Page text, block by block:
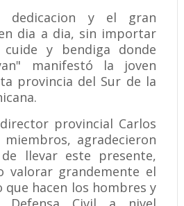
dedicacion y el gran
dia a dia, sin importar
y bendiga donde
manifestó la joven
provincia del Sur de la
provincial Carlos
agradecieron
llevar este presente,
valorar grandemente el
hacen los hombres y